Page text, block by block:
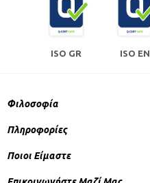
ISO GR ISO EN
Φιλοσοφία
Πληροφορίες
Ποιοι Είμαστε